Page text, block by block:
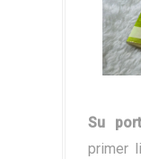
Su
primer